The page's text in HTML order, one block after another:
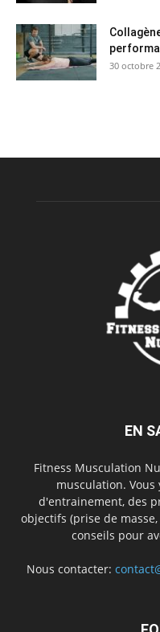
30 octobre
EN
Fitness Musculation
musculation.
d'entrainement, des
objectifs (prise de
conseils pour
Nous contacter: